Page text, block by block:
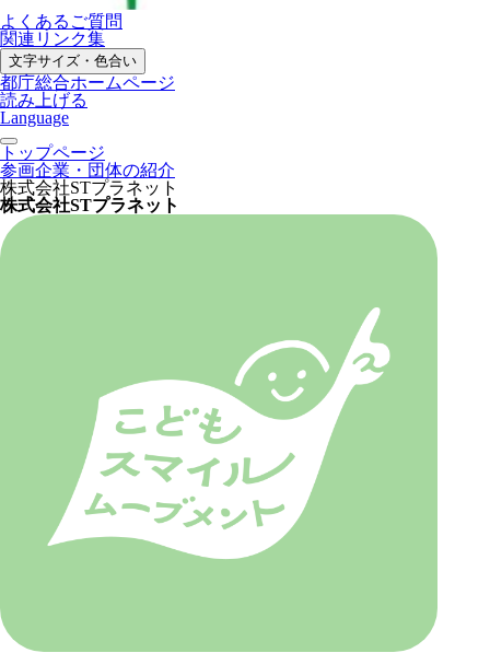
よくあるご質問
関連リンク集
文字サイズ・色合い
都庁総合ホームページ
読み上げる
Language
トップページ
参画企業・団体の紹介
株式会社STプラネット
株式会社STプラネット